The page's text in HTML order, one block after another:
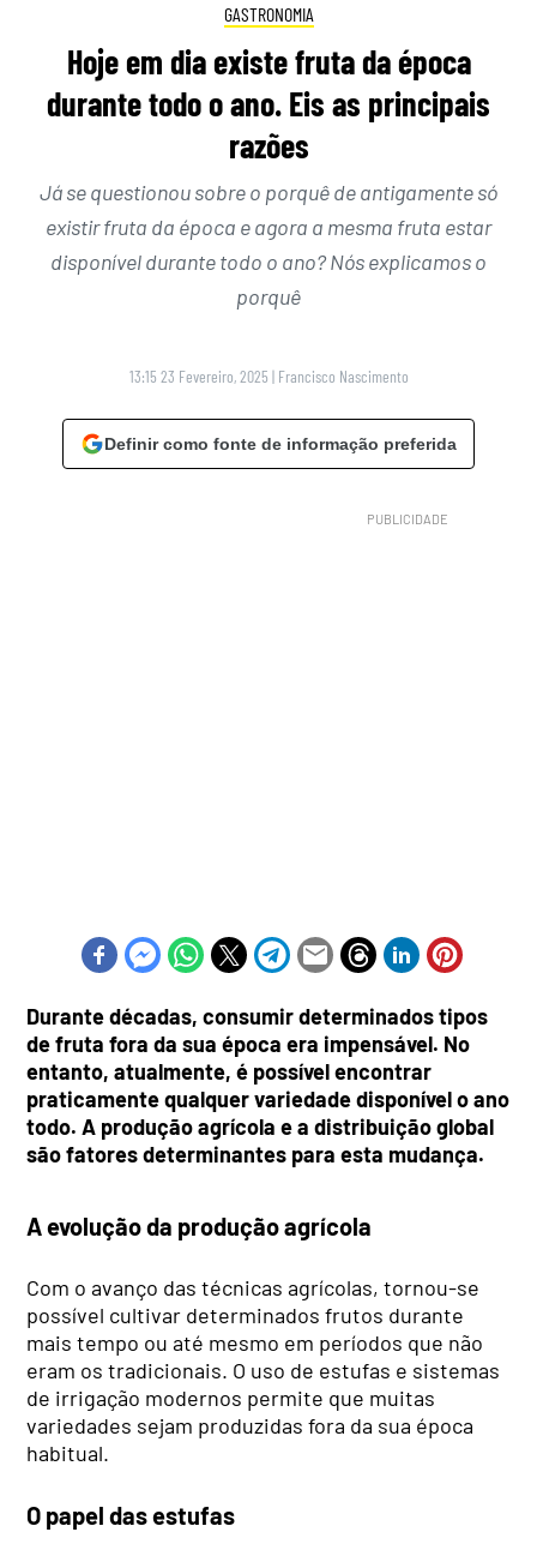
GASTRONOMIA
Hoje em dia existe fruta da época
durante todo o ano. Eis as principais
razões
Já se questionou sobre o porquê de antigamente só
existir fruta da época e agora a mesma fruta estar
disponível durante todo o ano? Nós explicamos o
porquê
13:15 23 Fevereiro, 2025 | Francisco Nascimento
Definir como fonte de informação preferida
Durante décadas, consumir determinados tipos
de fruta fora da sua época era impensável. No
entanto, atualmente, é possível encontrar
praticamente qualquer variedade disponível o ano
todo. A produção agrícola e a distribuição global
são fatores determinantes para esta mudança.
A evolução da produção agrícola
Com o avanço das técnicas agrícolas, tornou-se
possível cultivar determinados frutos durante
mais tempo ou até mesmo em períodos que não
eram os tradicionais. O uso de estufas e sistemas
de irrigação modernos permite que muitas
variedades sejam produzidas fora da sua época
habitual.
O papel das estufas